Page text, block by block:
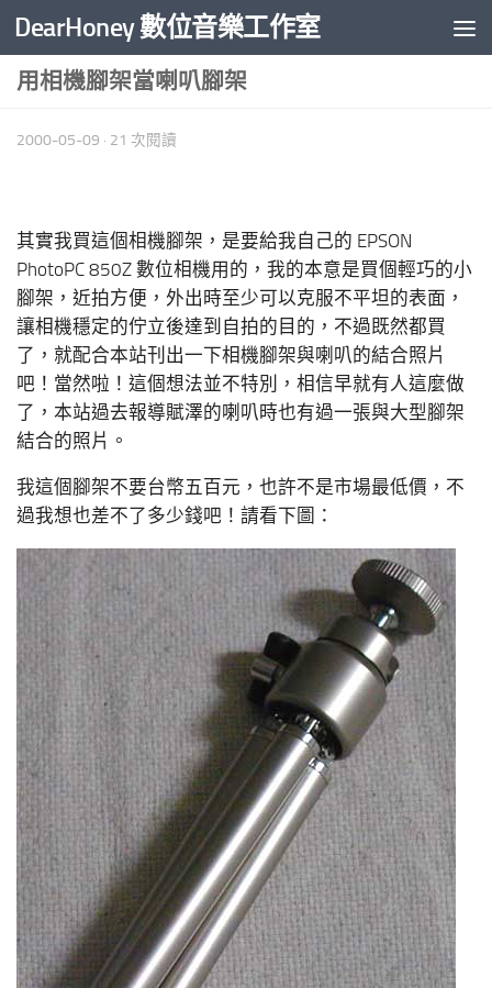
Skip to content
DearHoney 數位音樂工作室
用相機腳架當喇叭腳架
2000-05-09 · 21 次閱讀
其實我買這個相機腳架，是要給我自己的 EPSON
PhotoPC 850Z 數位相機用的，我的本意是買個輕巧的小
腳架，近拍方便，外出時至少可以克服不平坦的表面，
讓相機穩定的佇立後達到自拍的目的，不過既然都買
了，就配合本站刊出一下相機腳架與喇叭的結合照片
吧！當然啦！這個想法並不特別，相信早就有人這麼做
了，本站過去報導賦澤的喇叭時也有過一張與大型腳架
結合的照片。
我這個腳架不要台幣五百元，也許不是市場最低價，不
過我想也差不了多少錢吧！請看下圖：